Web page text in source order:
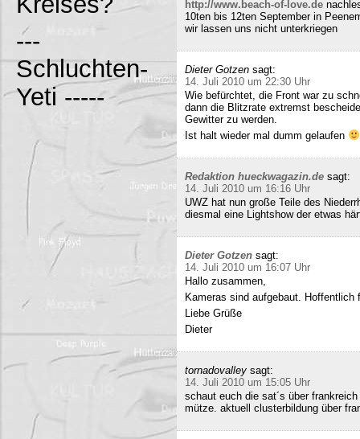
---
Schluchten-
Yeti -----
http://www.beach-of-love.de
10ten bis 12ten September in
wir lassen uns nicht unterkriegen
Dieter Gotzen sagt:
14. Juli 2010 um 22:30 Uhr
Wie befürchtet, die Front war zu
dann die Blitzrate extremst
Gewitter zu werden.
Ist halt wieder mal dumm gelaufen
Redaktion hueckwagazin.de sagt:
14. Juli 2010 um 16:16 Uhr
UWZ hat nun große Teile des
diesmal eine Lightshow der etwas
Dieter Gotzen sagt:
14. Juli 2010 um 16:07 Uhr
Hallo zusammen,
Kameras sind aufgebaut.
Liebe Grüße
Dieter
tornadovalley sagt:
14. Juli 2010 um 15:05 Uhr
schaut euch die sat´s über
mütze. aktuell clusterbildung über